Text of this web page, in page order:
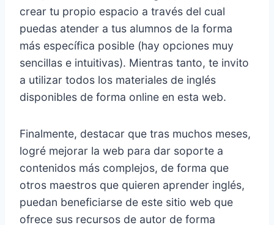
crear tu propio espacio a través del cual
puedas atender a tus alumnos de la forma
más específica posible (hay opciones muy
sencillas e intuitivas). Mientras tanto, te invito
a utilizar todos los materiales de inglés
disponibles de forma online en esta web.
Finalmente, destacar que tras muchos meses,
logré mejorar la web para dar soporte a
contenidos más complejos, de forma que
otros maestros que quieren aprender inglés,
puedan beneficiarse de este sitio web que
ofrece sus recursos de autor de forma